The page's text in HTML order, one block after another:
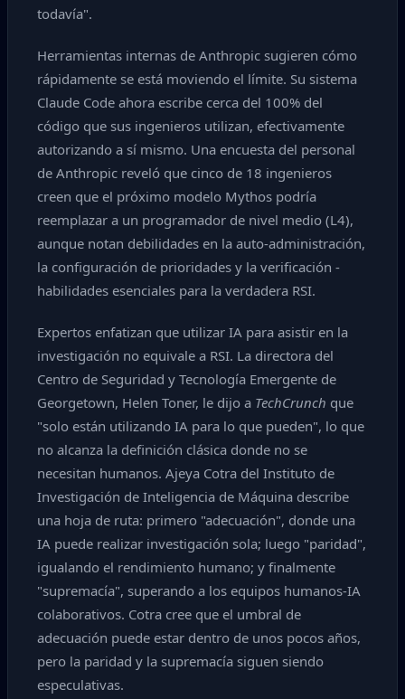
todavía".
Herramientas internas de Anthropic sugieren cómo
rápidamente se está moviendo el límite. Su sistema
Claude Code ahora escribe cerca del 100% del
código que sus ingenieros utilizan, efectivamente
autorizando a sí mismo. Una encuesta del personal
de Anthropic reveló que cinco de 18 ingenieros
creen que el próximo modelo Mythos podría
reemplazar a un programador de nivel medio (L4),
aunque notan debilidades en la auto-administración,
la configuración de prioridades y la verificación -
habilidades esenciales para la verdadera RSI.
Expertos enfatizan que utilizar IA para asistir en la
investigación no equivale a RSI. La directora del
Centro de Seguridad y Tecnología Emergente de
Georgetown, Helen Toner, le dijo a TechCrunch que
"solo están utilizando IA para lo que pueden", lo que
no alcanza la definición clásica donde no se
necesitan humanos. Ajeya Cotra del Instituto de
Investigación de Inteligencia de Máquina describe
una hoja de ruta: primero "adecuación", donde una
IA puede realizar investigación sola; luego "paridad",
igualando el rendimiento humano; y finalmente
"supremacía", superando a los equipos humanos-IA
colaborativos. Cotra cree que el umbral de
adecuación puede estar dentro de unos pocos años,
pero la paridad y la supremacía siguen siendo
especulativas.